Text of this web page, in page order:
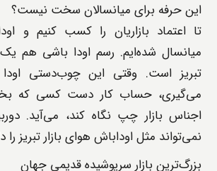
این حرفه برای میانسالان سخت نیست؟
تا اعتماد بازاریان را کسب کنیم و
میانسال شده‌ایم. رسم اودا باشی هم
تبریز است. وقتی این چوب‌دستی
می‌گیری، حساب کار دست کسی که
اجناس بازار چپ نگاه کند، می‌آید.
نمی‌تواند مثل اوداباش هوای بازار تبریز را
بزرگ‌ترین بازار سرپوشیده قدیمی جهان